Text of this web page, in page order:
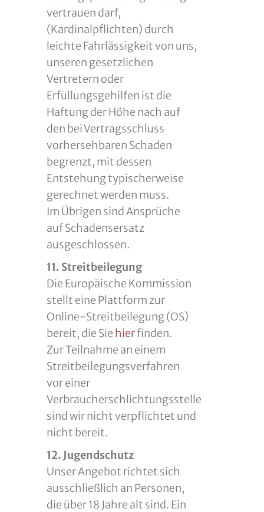
vertrauen darf,
(Kardinalpflichten) durch
leichte Fahrlässigkeit von uns,
unseren gesetzlichen
Vertretern oder
Erfüllungsgehilfen ist die
Haftung der Höhe nach auf
den bei Vertragsschluss
vorhersehbaren Schaden
begrenzt, mit dessen
Entstehung typischerweise
gerechnet werden muss.
Im Übrigen sind Ansprüche
auf Schadensersatz
ausgeschlossen.
11. Streitbeilegung
Die Europäische Kommission
stellt eine Plattform zur
Online-Streitbeilegung (OS)
bereit, die Sie hierfinden.
Zur Teilnahme an einem
Streitbeilegungsverfahren
vor einer
Verbraucherschlichtungsstelle
sind wir nicht verpflichtet und
nicht bereit.
12. Jugendschutz
Unser Angebot richtet sich
ausschließlich an Personen,
die über 18 Jahre alt sind. Ein